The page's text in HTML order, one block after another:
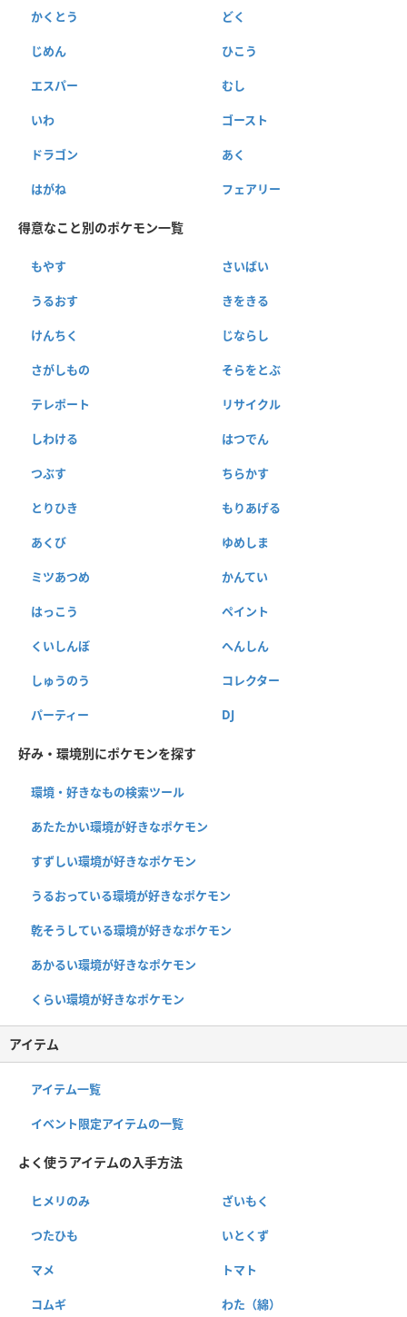
かくとう どく
じめん ひこう
エスパー むし
いわ ゴースト
ドラゴン あく
はがね フェアリー
得意なこと別のポケモン一覧
もやす さいばい
うるおす きをきる
けんちく じならし
さがしもの そらをとぶ
テレポート リサイクル
しわける はつでん
つぶす ちらかす
とりひき もりあげる
あくび ゆめしま
ミツあつめ かんてい
はっこう ペイント
くいしんぼ へんしん
しゅうのう コレクター
パーティー DJ
好み・環境別にポケモンを探す
環境・好きなもの検索ツール
あたたかい環境が好きなポケモン
すずしい環境が好きなポケモン
うるおっている環境が好きなポケモン
乾そうしている環境が好きなポケモン
あかるい環境が好きなポケモン
くらい環境が好きなポケモン
アイテム
アイテム一覧
イベント限定アイテムの一覧
よく使うアイテムの入手方法
ヒメリのみ ざいもく
つたひも いとくず
マメ トマト
コムギ わた（綿）